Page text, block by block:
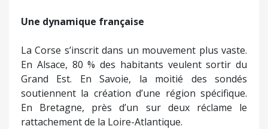
Une dynamique française
La Corse s’inscrit dans un mouvement plus vaste.
En Alsace, 80 % des habitants veulent sortir du
Grand Est. En Savoie, la moitié des sondés
soutiennent la création d’une région spécifique.
En Bretagne, près d’un sur deux réclame le
rattachement de la Loire-Atlantique.